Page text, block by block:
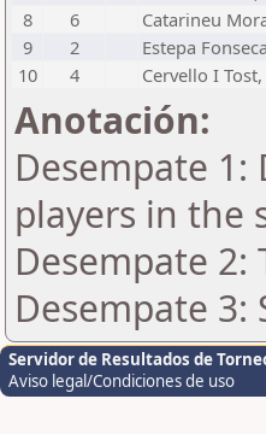
8
6 Catarineu
9
2 Estepa
10
4 Cervello I
Anotación:
Desempate
players in the
Desempate
Desempate
Servidor de Resultados de
Aviso legal/Condiciones de uso